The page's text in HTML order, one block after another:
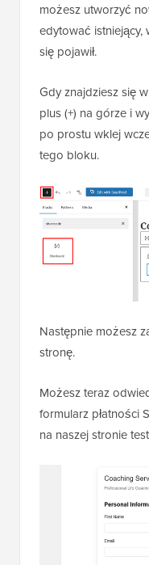
możesz utworzyć
edytować istniejący,
się pojawił.
Gdy znajdziesz się
plus (+) na górze i
po prostu wklej
tego bloku.
Następnie możesz
stronę.
Możesz teraz
formularz płatności
na naszej stronie